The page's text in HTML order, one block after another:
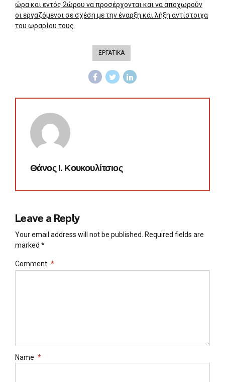
ώρα και εντός 2ώρου να προσέρχονται και να αποχωρούν
οι εργαζόμενοι σε σχέση με την έναρξη και λήξη αντίστοιχα
του ωραρίου τους.
ΕΡΓΑΤΙΚΑ
Θάνος Ι. Κουκουλίτσιος
Leave a Reply
Your email address will not be published. Required fields are
marked *
Comment *
Name *